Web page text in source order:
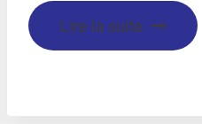
Lire la suite